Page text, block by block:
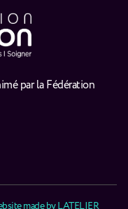
par la Fédération
made byLATELIER